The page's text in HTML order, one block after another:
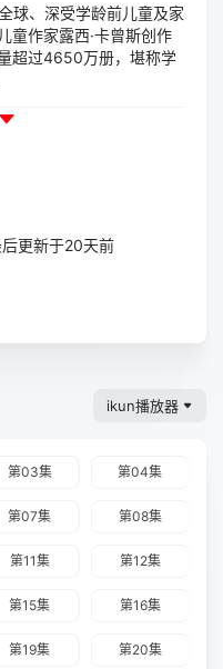
球、深受学龄前儿童及家
童作家露西·卡曾斯创作
超过4650万册，堪称学
更新于20天前
ikun播放器
第03集 第04集
第07集 第08集
第11集 第12集
第15集 第16集
第19集 第20集